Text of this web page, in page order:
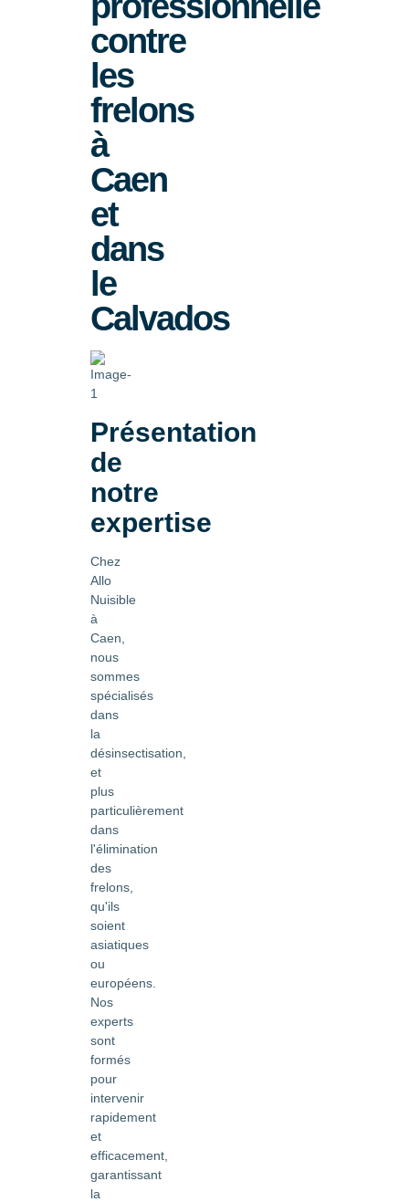
contre
les
frelons
à
Caen
et
dans
le
Calvados
Présentation
de
notre
expertise
Chez
Allo
Nuisible
à
Caen,
nous
sommes
spécialisés
dans
la
désinsectisation,
et
plus
particulièrement
dans
l'élimination
des
frelons,
qu'ils
soient
asiatiques
ou
européens.
Nos
experts
sont
formés
pour
intervenir
rapidement
et
efficacement,
garantissant
la